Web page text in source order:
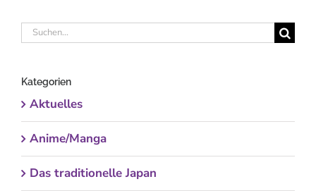
Suche
Kategorien
Aktuelles
Anime/Manga
Das traditionelle Japan